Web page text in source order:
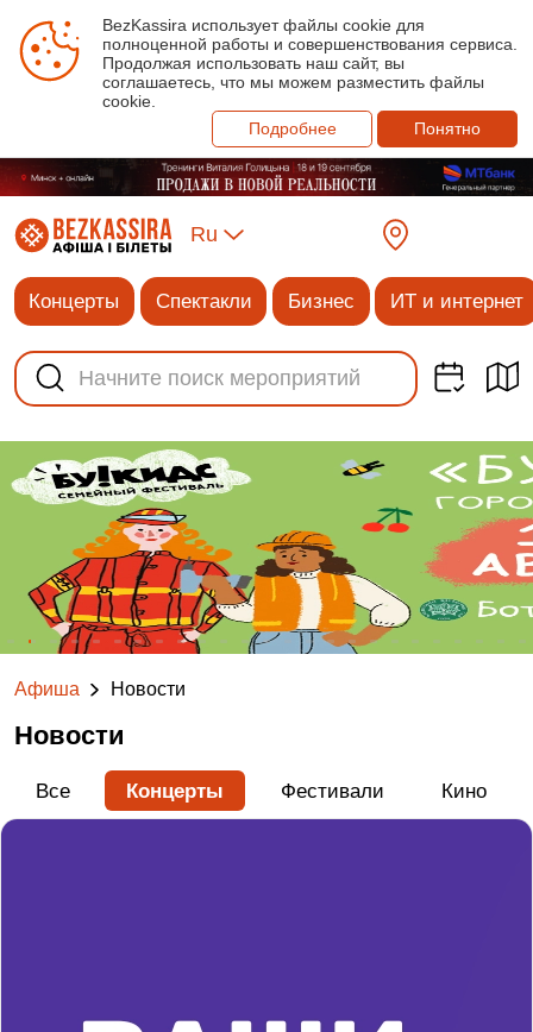
BezKassira использует файлы cookie для
полноценной работы и совершенствования сервиса.
Продолжая использовать наш сайт, вы
соглашаетесь, что мы можем разместить файлы
cookie.
Подробнее
Понятно
Ru
Концерты Спектакли Бизнес ИТ и интернет
Афиша Новости
Новости
Все Концерты Фестивали Кино